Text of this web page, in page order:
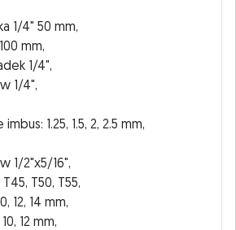
1/4" 50 mm,
mm,
1/4",
1/4",
1.25, 1.5, 2, 2.5 mm,
1/2"x5/16",
T50, T55,
12, 14 mm,
12 mm,